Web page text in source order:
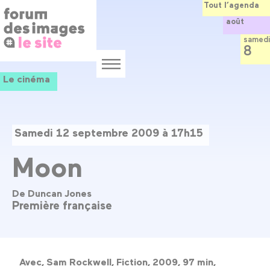
au
contenu
principal
Menu
Le cinéma
Samedi 12 septembre 2009 à 17h15
Moon
De Duncan Jones
Première française
Avec, Sam Rockwell, Fiction, 2009, 97 min,
Tout l’agenda
août
samedi
8